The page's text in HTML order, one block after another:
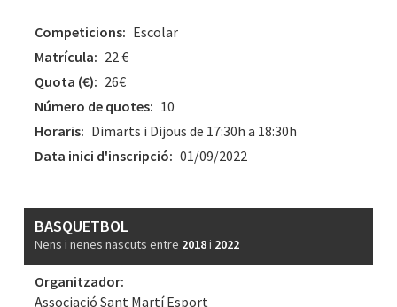
Competicions: Escolar
Matrícula: 22 €
Quota (€): 26€
Número de quotes: 10
Horaris: Dimarts i Dijous de 17:30h a 18:30h
Data inici d'inscripció: 01/09/2022
BASQUETBOL
Nens i nenes nascuts entre 2018i 2022
Organitzador:
Associació Sant Martí Esport